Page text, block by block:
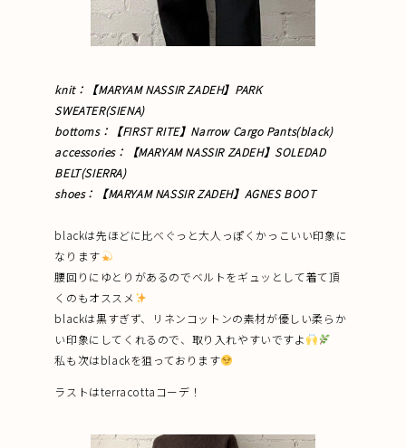
knit：【MARYAM NASSIR ZADEH】PARK
SWEATER(SIENA)
bottoms：【FIRST RITE】Narrow Cargo Pants(black)
accessories：【MARYAM NASSIR ZADEH】SOLEDAD
BELT(SIERRA)
shoes：【MARYAM NASSIR ZADEH】AGNES BOOT
blackは先ほどに比べぐっと大人っぽくかっこいい印象に
なります
腰回りにゆとりがあるのでベルトをギュッとして着て頂
くのもオススメ
blackは黒すぎず、リネンコットンの素材が優しい柔らか
い印象にしてくれるので、取り入れやすいですよ
私も次はblackを狙っております
ラストはterracottaコーデ！